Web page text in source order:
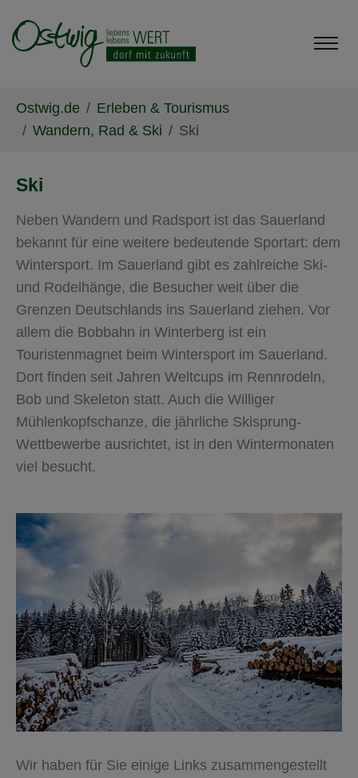
Ostwig.de
Erleben & Tourismus
Wandern, Rad & Ski
Ski
Ski
Neben Wandern und Radsport ist das Sauerland
bekannt für eine weitere bedeutende Sportart: dem
Wintersport. Im Sauerland gibt es zahlreiche Ski-
und Rodelhänge, die Besucher weit über die
Grenzen Deutschlands ins Sauerland ziehen. Vor
allem die Bobbahn in Winterberg ist ein
Touristenmagnet beim Wintersport im Sauerland.
Dort finden seit Jahren Weltcups im Rennrodeln,
Bob und Skeleton statt. Auch die Williger
Mühlenkopfschanze, die jährliche Skisprung-
Wettbewerbe ausrichtet, ist in den Wintermonaten
viel besucht.
Wir haben für Sie einige Links zusammengestellt